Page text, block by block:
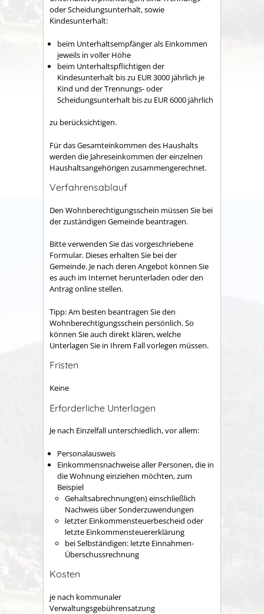
oder Scheidungsunterhalt, sowie
Kindesunterhalt:
beim Unterhaltsempfänger als Einkommen
jeweils in voller Höhe
beim Unterhaltspflichtigen der
Kindesunterhalt bis zu EUR 3000 jährlich je
Kind und der Trennungs- oder
Scheidungsunterhalt bis zu EUR 6000 jährlich
zu berücksichtigen.
Für das Gesamteinkommen des Haushalts
werden die Jahreseinkommen der einzelnen
Haushaltsangehörigen zusammengerechnet.
Verfahrensablauf
Den Wohnberechtigungsschein müssen Sie bei
der zuständigen Gemeinde beantragen.
Bitteverwenden Sie das vorgeschriebene
Formular. Dieses erhalten Sie bei der
Gemeinde. Je nach deren Angebot können Sie
es auch im Internet herunterladen oder den
Antrag online stellen.
Tipp: Am besten beantragen Sie den
Wohnberechtigungsschein persönlich. So
können Sie auch direkt klären, welche
Unterlagen Sie in Ihrem Fall vorlegen müssen.
Fristen
Keine
Erforderliche Unterlagen
Je nach Einzelfall unterschiedlich, vor allem:
Personalausweis
Einkommensnachweise aller Personen, die in
die Wohnung einziehen möchten, zum
Beispiel
Gehaltsabrechnung(en) einschließlich
Nachweis über Sonderzuwendungen
letzter Einkommensteuerbescheid oder
letzte Einkommensteuererklärung
bei Selbständigen: letzte Einnahmen-
Überschussrechnung
Kosten
je nach kommunaler
Verwaltungsgebührensatzung